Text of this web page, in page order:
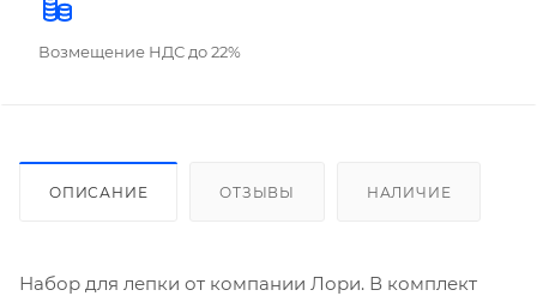
Возмещение НДС до 22%
ОПИСАНИЕ ОТЗЫВЫ НАЛИЧИЕ
Набор для лепки от компании Лори. В комплект